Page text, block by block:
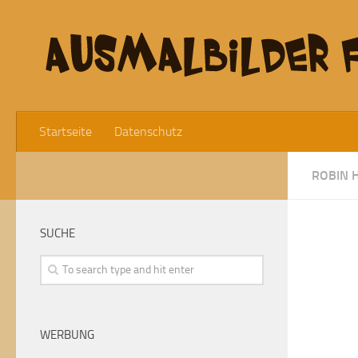
Startseite Datenschutz
ROBIN
SUCHE
WERBUNG